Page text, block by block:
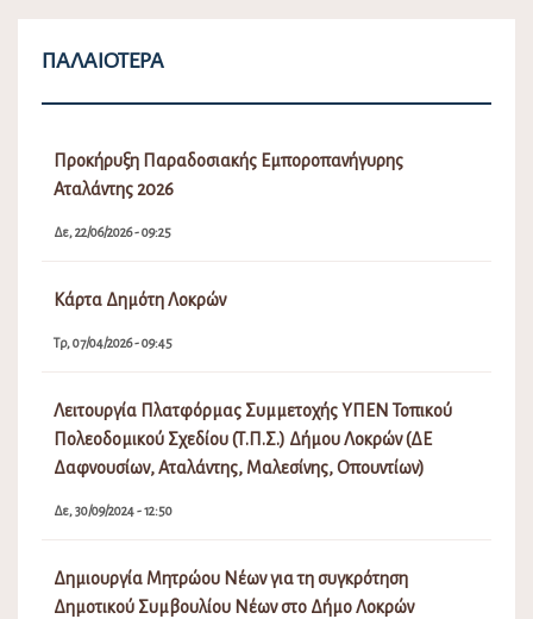
ΠΑΛΑΙΌΤΕΡΑ
Προκήρυξη Παραδοσιακής Εμποροπανήγυρης
Αταλάντης 2026
Δε, 22/06/2026 - 09:25
Κάρτα Δημότη Λοκρών
Τρ, 07/04/2026 - 09:45
Λειτουργία Πλατφόρμας Συμμετοχής ΥΠΕΝ Τοπικού
Πολεοδομικού Σχεδίου (Τ.Π.Σ.) Δήμου Λοκρών (ΔΕ
Δαφνουσίων, Αταλάντης, Μαλεσίνης, Οπουντίων)
Δε, 30/09/2024 - 12:50
Δημιουργία Μητρώου Νέων για τη συγκρότηση
Δημοτικού Συμβουλίου Νέων στο Δήμο Λοκρών